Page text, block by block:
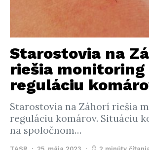
Starostovia na
riešia monitoring
reguláciu
Starostovia na Záhorí riešia
reguláciu komárov. Situáciu
na spoločnom…